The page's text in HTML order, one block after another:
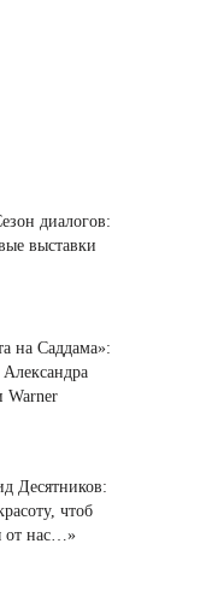
диалогов:
выставки
на Саддама»:
Warner
Десятников:
чтоб
от нас…»